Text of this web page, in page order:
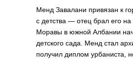
Менд Завалани привязан к
с детства — отец брал его на
Моравы в южной Албании
детского сада. Менд стал
получил диплом урбаниста,